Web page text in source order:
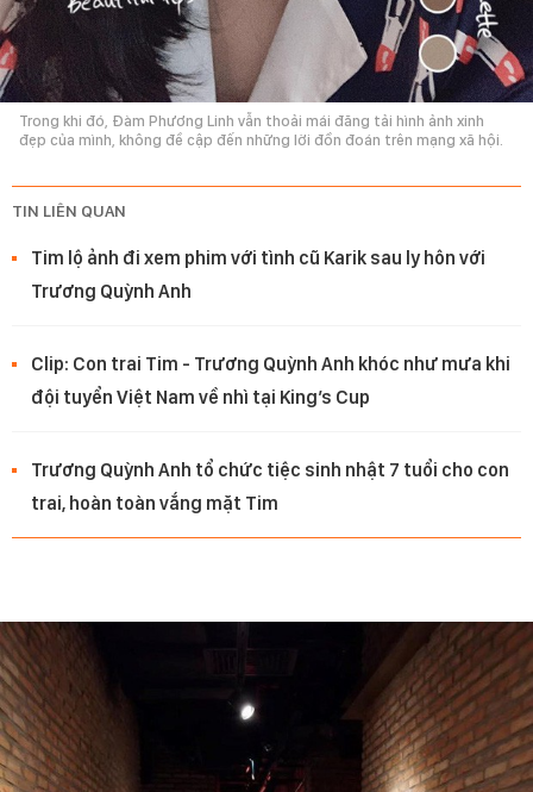
Trong khi đó, Đàm Phương Linh vẫn thoải mái đăng tải hình ảnh xinh
đẹp của mình, không đề cập đến những lời đồn đoán trên mạng xã hội.
TIN LIÊN QUAN
Tim lộ ảnh đi xem phim với tình cũ Karik sau ly hôn với
Trương Quỳnh Anh
Clip: Con trai Tim - Trương Quỳnh Anh khóc như mưa khi
đội tuyển Việt Nam về nhì tại King’s Cup
Trương Quỳnh Anh tổ chức tiệc sinh nhật 7 tuổi cho con
trai, hoàn toàn vắng mặt Tim